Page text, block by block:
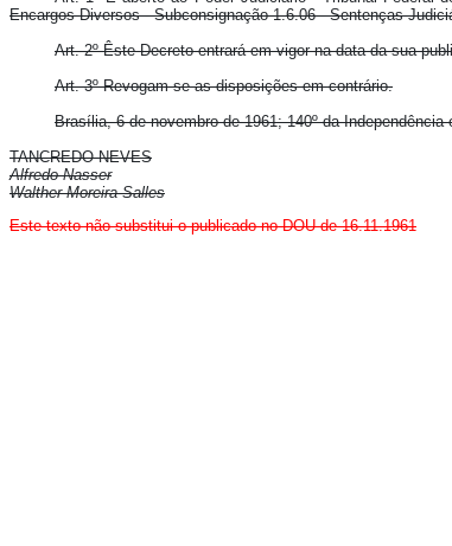
Encargos Diversos - Subconsignação 1.6.06 - Sentenças
Art. 2º Êste Decreto entrará em vigor na data da sua
Art. 3º Revogam-se as disposições em contrário.
Brasília, 6 de novembro de 1961; 140º da Independência
TANCREDO NEVES
Alfredo Nasser
Walther Moreira Salles
Este texto não substitui o publicado no DOU de 16.11.1961